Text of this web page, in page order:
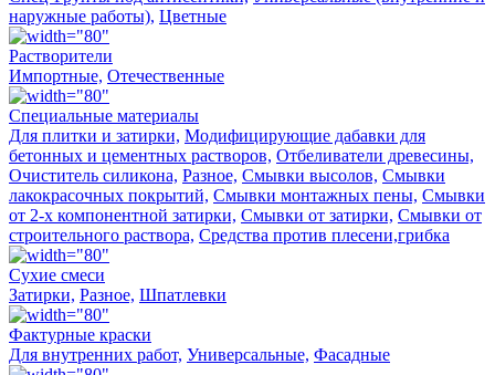
наружные работы), Цветные
Растворители
Импортные, Отечественные
Специальные материалы
Для плитки и затирки, Модифицирующие дабавки для
бетонных и цементных растворов, Отбеливатели древесины,
Очиститель силикона, Разное, Смывки высолов, Смывки
лакокрасочных покрытий, Смывки монтажных пены, Смывки
от 2-х компонентной затирки, Смывки от затирки, Смывки от
строительного раствора, Средства против плесени,грибка
Сухие смеси
Затирки, Разное, Шпатлевки
Фактурные краски
Для внутренних работ, Универсальные, Фасадные